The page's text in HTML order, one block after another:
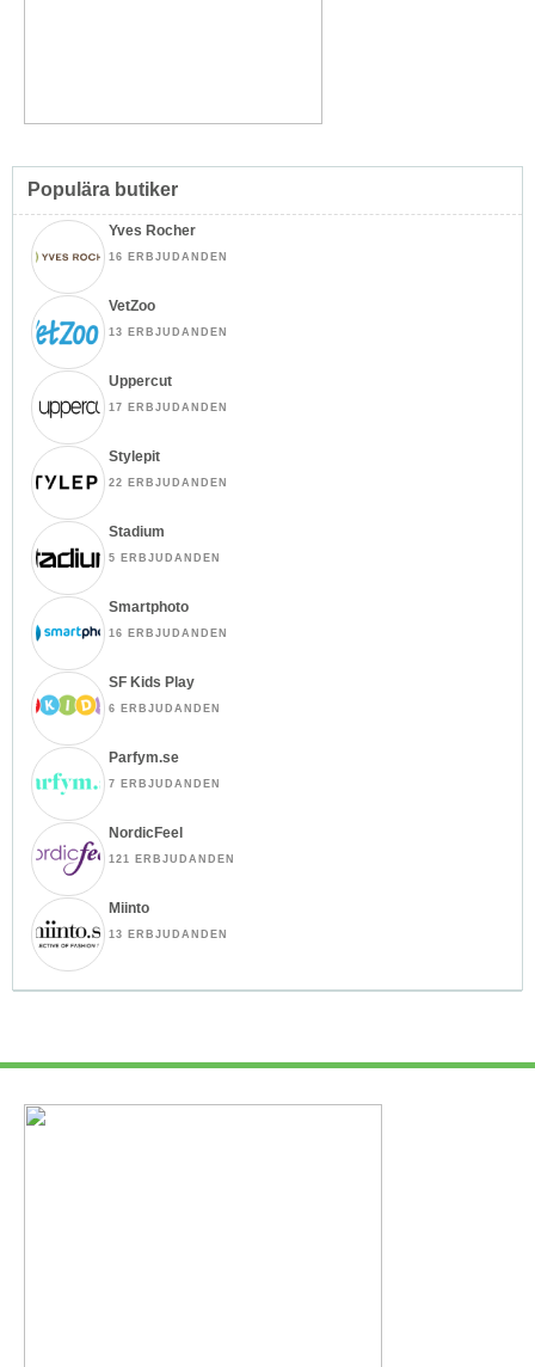
Populära butiker
Yves Rocher
16 ERBJUDANDEN
VetZoo
13 ERBJUDANDEN
Uppercut
17 ERBJUDANDEN
Stylepit
22 ERBJUDANDEN
Stadium
5 ERBJUDANDEN
Smartphoto
16 ERBJUDANDEN
SF Kids Play
6 ERBJUDANDEN
Parfym.se
7 ERBJUDANDEN
NordicFeel
121 ERBJUDANDEN
Miinto
13 ERBJUDANDEN